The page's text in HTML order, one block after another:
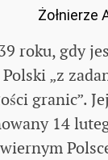
Żołnierze
roku, gdy
Polski „z
granic”.
14